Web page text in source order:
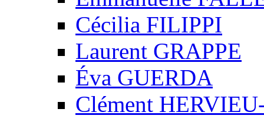
Cécilia FILIPPI
Laurent GRAPPE
Éva GUERDA
Clément